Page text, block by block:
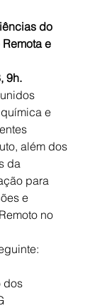
do
e
9h.
e
além dos
da
para
e
no
dos